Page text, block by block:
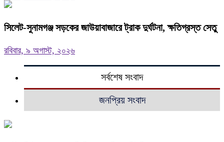
‎সিলেট-সুনামগঞ্জ সড়কের জাউয়াবাজারে ট্রাক দুর্ঘটনা, ক্ষতিগ্রস্ত সেতু
রবিবার, ৯ অগাস্ট, ২০২৬
সর্বশেষ সংবাদ
জনপ্রিয় সংবাদ